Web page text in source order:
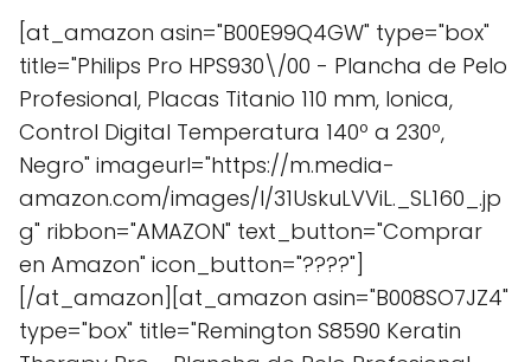
[at_amazon asin="B00E99Q4GW" type="box"
title="Philips Pro HPS930\/00 - Plancha de Pelo
Profesional, Placas Titanio 110 mm, Ionica,
Control Digital Temperatura 140º a 230º,
Negro" imageurl="https://m.media-
amazon.com/images/I/31UskuLVViL._SL160_.jp
g" ribbon="AMAZON" text_button="Comprar
en Amazon" icon_button="????"]
[/at_amazon][at_amazon asin="B008SO7JZ4"
type="box" title="Remington S8590 Keratin